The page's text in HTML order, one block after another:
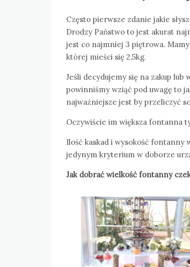
Często pierwsze zdanie jakie
Drodzy Państwo to jest akurat
jest co najmniej 3 piętrowa.
której mieści się 2,5kg.
Jeśli decydujemy się na zakup
powinniśmy wziąć pod uwagę to
najważniejsze jest by przeliczyć
Oczywiście im większa fontanna
Ilość kaskad i wysokość fontanny
jedynym kryterium w doborze
Jak dobrać wielkość fontanny